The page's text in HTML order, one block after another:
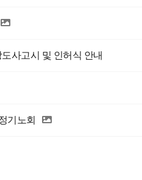
사고시 및 인허식 안내
기노회